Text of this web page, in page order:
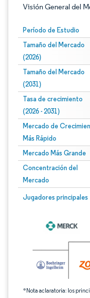
Visión General del
Período de Estudio
Tamaño del Mercado
(2026)
Tamaño del Mercado
(2031)
Tasa de crecimiento
(2026 - 2031)
Mercado de
Más Rápido
Mercado Más Grande
Concentración del
Mercado
Jugadores principales
*Nota aclaratoria: los
Imagen © Mordor